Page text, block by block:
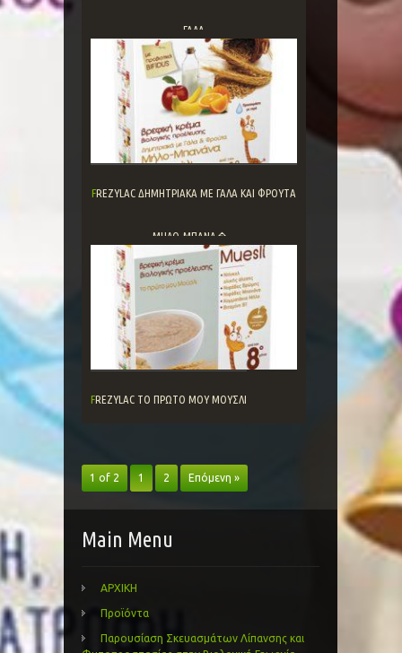
ΓΑΛΑ
FREZYLAC ΔΗΜΗΤΡΙΑΚΑ ΜΕ ΓΑΛΑ ΚΑΙ ΦΡΟΥΤΑ
ΜΗΛΟ-ΜΠΑΝΑ�...
FREZYLAC ΤΟ ΠΡΩΤΟ ΜΟΥ ΜΟΥΣΛΙ
1 of 2 1 2 Επόμενη »
Main Menu
ΑΡΧΙΚΗ
Προϊόντα
Παρουσίαση Σκευασμάτων Λίπανσης και